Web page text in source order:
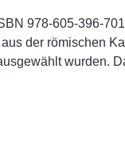
978-605-396-
der römischen
wurden.